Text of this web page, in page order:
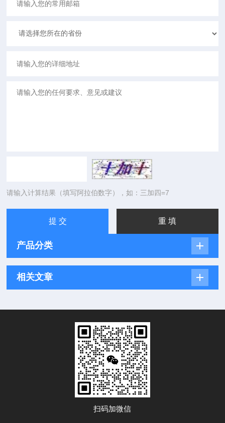
请输入计算结果（填写阿拉伯数字），如：三加四=7
产品分类
相关文章
扫码加微信